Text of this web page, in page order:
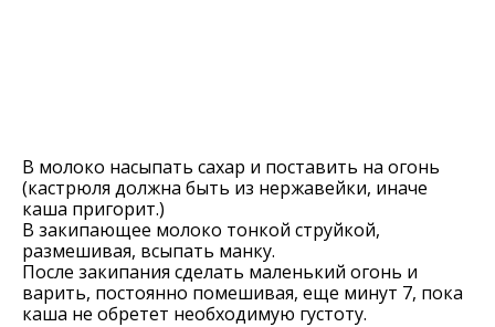
В молоко насыпать сахар и поставить на огонь
(кастрюля должна быть из нержавейки, иначе
каша пригорит.)
В закипающее молоко тонкой струйкой,
размешивая, всыпать манку.
После закипания сделать маленький огонь и
варить, постоянно помешивая, еще минут 7, пока
каша не обретет необходимую густоту.